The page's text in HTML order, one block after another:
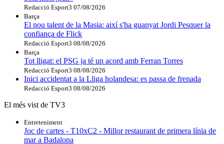
Redacció Esport3 07/08/2026
Barça
El nou talent de la Masia: així s'ha guanyat Jordi Pesquer la
confiança de Flick
Redacció Esport3 08/08/2026
Barça
Tot lligat: el PSG ja té un acord amb Ferran Torres
Redacció Esport3 08/08/2026
Inici accidentat a la Lliga holandesa: es passa de frenada
Redacció Esport3 08/08/2026
El més vist de TV3
Entreteniment
Joc de cartes - T10xC2 - Millor restaurant de primera línia de
mar a Badalona